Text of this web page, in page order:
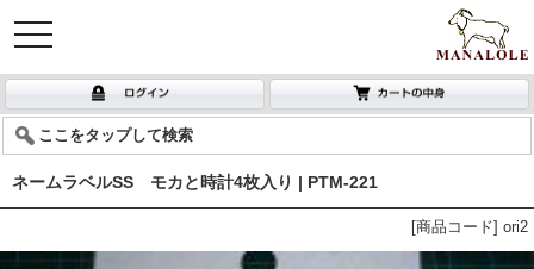
toggle
navigation
ここをタップして検索
ネームラベルSS モカと時計4枚入り | PTM-221
[商品コード] ori2